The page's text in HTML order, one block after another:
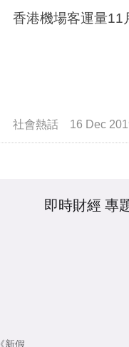
香港機場客運量11
社會熱話 16 Dec
《新假
即時財經 專